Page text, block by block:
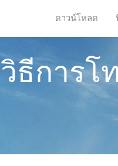
ดาวน์โหลด
วิธีการโ